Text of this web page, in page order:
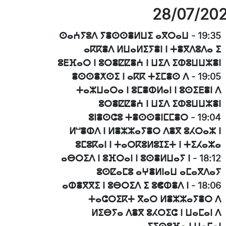
28/07/
19:35
-
ⵙⴰⵄⵢⵓⴷ ⵢⴻⵙⵙⴻⵍⵡⵉ ⴰⴳⵔⴰⵡ
ⴰⴽⴽⴻⴷ ⵍⵡⴰⵍⵉⵢⴻⵏ ⵏ ⵜⴻⴳⴷⵓⴷⴰ ⵉ
ⵓⴹⴼⴰⵔ ⵏ ⵓⵔⴻⵇⵇⴻⵄ ⵏ ⵡⵉⴷ ⵉⵀⵓⵡⵡⵣⴻⵏ
19:05
-
ⴻⵙⵙⴻⵅⵙⵉ ⵏ ⴰⴽⴽ ⵜⵉⵎⴻⵙ ⴷ
ⵜⴰⵣⵡⴰⵔⴰ ⵏ ⵓⵎⴻⵀⵍⴰⵏ ⵏ ⵓⵙⵉⴹⴻⵏ ⴷ
ⵓⵔⴻⵇⵇⴻⵄ ⵏ ⵡⵉⴷ ⵉⵀⵓⵡⵡⵣⴻⵏ
19:04
-
ⵓⵏⴻⵙⵛⵓ ⵜⴻⵙⵙⴻⵏⵎⵎⴻⵔ
ⵍⵯⴻⵀⴷ ⵏ ⵍⴻⵣⵣⴰⵢⴻⵔ ⴷⴻⴳ ⵓⵃⵔⴰⵣ ⵏ
ⵓⵎⵓⴽⴰⵏ ⵏ ⵜⴰⵔⴽⵓⵍⵓⵊⵉⵜ ⵏ ⵜⵉⵃⴰⵣⴰ
18:12
-
ⴰⴱⵔⵉⴷ ⵏ ⵓⴼⵔⴰⵏ ⵏ ⵓⵙⴻⵍⵡⴰⵢ ⵏ
ⵓⵙⵇⴰⵎⵓ ⴰⵖⴻⵍⵏⴰⵡ ⴰⵎⴰⴳⴷⴰⵢ
18:06
-
ⴰⵀⴻⴳⴳⵉ ⵏ ⵓⴱⵔⵉⴷ ⵉ ⵓⵞⵀⴻⴷ ⵏ
ⵜⴰⵛⵔⵉⴽⵜ ⴳⴰⵔ ⵍⴻⵣⵣⴰⵢⴻⵔ ⴷ
ⵍⵉⴱⵢⴰ ⴷⴻⴳ ⵓⵃⵔⵉⵛ ⵏ ⵡⴰⵎⴰⵏ ⴷ